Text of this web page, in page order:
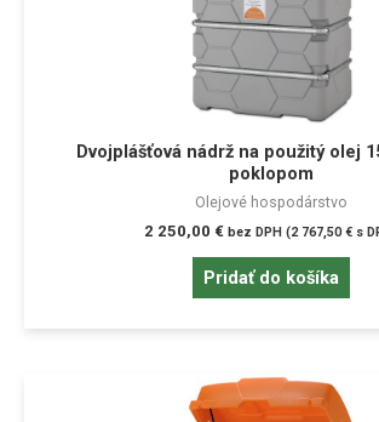
Dvojplášťová nádrž na použitý olej
poklopom
Olejové hospodárstvo
2 250,00 € bez DPH (2 767,50€ s
Pridať do košíka